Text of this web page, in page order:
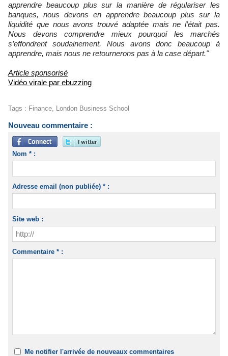
apprendre beaucoup plus sur la manière de régulariser les
banques, nous devons en apprendre beaucoup plus sur la
liquidité que nous avons trouvé adaptée mais ne l’était pas.
Nous devons comprendre mieux pourquoi les marchés
s’effondrent soudainement. Nous avons donc beaucoup à
apprendre, mais nous ne retournerons pas à la case départ."
Article sponsorisé
Vidéo virale par ebuzzing
Tags : Finance, London Business School
Nouveau commentaire :
Nom * :
Adresse email (non publiée) * :
Site web :
Commentaire * :
Me notifier l'arrivée de nouveaux commentaires